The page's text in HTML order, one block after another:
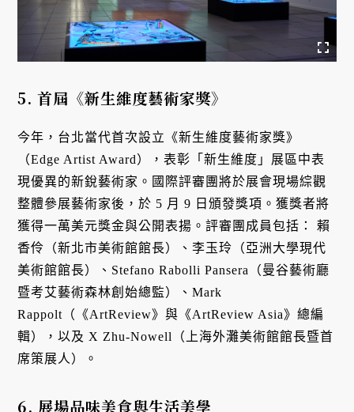
5. 首屆《新生維度藝術家獎》
今年，台北當代首次設立《新生維度藝術家獎》
（Edge Artist Award），表彰「新生維度」展區中表
現優異的新銳藝術家。國際評審團將於展會現場綜觀
整體參展藝術家後，於 5 月 9 日頒發獎項。獲獎者將
獲得一萬美元獎金與公開表揚。評審團成員包括： 賴
香伶（新北市美術館館長）、李玉玲（亞洲大學現代
美術館館長）、Stefano Rabolli Pansera（曼谷藝術廳
暨考艾藝術森林創始總監）、Mark
Rappolt（《ArtReview》與《ArtReview Asia》總編
輯），以及 X Zhu-Nowell（上海外灘美術館館長暨首
席策展人）。
6. 展場品味美食與生活美學